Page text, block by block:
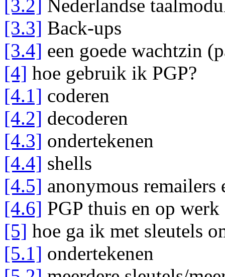
[3.2] Nederlandse
[3.3] Back-ups
[3.4] een goede wachtzin
[4] hoe gebruik ik PGP?
[4.1] coderen
[4.2] decoderen
[4.3] ondertekenen
[4.4] shells
[4.5] anonymous remailers
[4.6] PGP thuis en op
[5] hoe ga ik met sleutels
[5.1] ondertekenen